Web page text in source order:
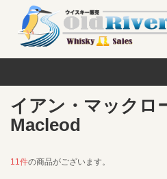
イアン・マックロ
Macleod
11件の商品がございます。